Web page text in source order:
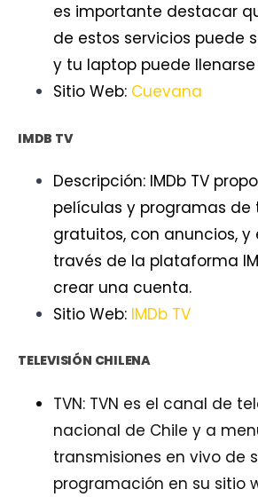
es importante destacar
de estos servicios puede
y tu laptop puede llenarse
Sitio Web: Cuevana
IMDB TV
Descripción: IMDb TV
películas y programas de
gratuitos, con anuncios, y
través de la plataforma
crear una cuenta.
Sitio Web: IMDb TV
TELEVISIÓN CHILENA
TVN: TVN es el canal de
nacional de Chile y a
transmisiones en vivo de
programación en su sitio